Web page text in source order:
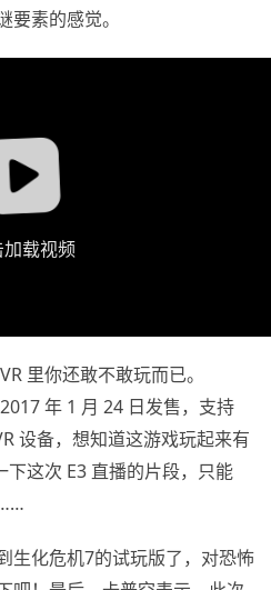
素的感觉。
加载视频
里你还敢不敢玩而已。
年 1 月 24 日发售，支持
设备，想知道这游戏玩起来有
下这次 E3 直播的片段，只能
生化危机7的试玩版了，对恐怖